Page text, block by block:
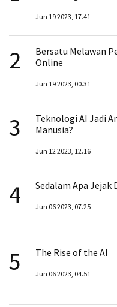
Jun 19 2023, 17.41
2
Bersatu Melawan
Online
Jun 19 2023, 00.31
3
Teknologi AI Jadi
Manusia?
Jun 12 2023, 12.16
4 Sedalam Apa Jejak
Jun 06 2023, 07.25
5 The Rise of the AI
Jun 06 2023, 04.51